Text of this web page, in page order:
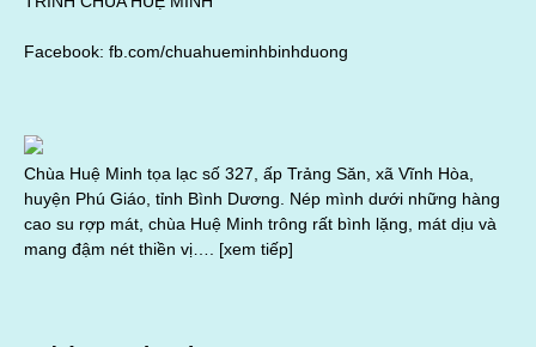
Facebook: fb.com/chuahueminhbinhduong
Chùa Huệ Minh tọa lạc số 327, ấp Trảng Săn, xã Vĩnh Hòa,
huyện Phú Giáo, tỉnh Bình Dương. Nép mình dưới những hàng
cao su rợp mát, chùa Huệ Minh trông rất bình lặng, mát dịu và
mang đậm nét thiền vị…. [xem tiếp]